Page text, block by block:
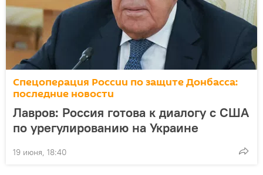
Спецоперация России по защите Донбасса:
последние новости
Лавров: Россия готова к диалогу с США
по урегулированию на Украине
19 июня, 18:40